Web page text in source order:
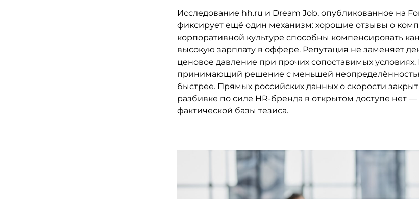
Исследование hh.ru и Dream Job, опубликованное на
фиксирует ещё один механизм: хорошие отзывы о
корпоративной культуре способны компенсировать
высокую зарплату в оффере. Репутация не заменяет
ценовое давление при прочих сопоставимых условиях.
принимающий решение с меньшей
быстрее. Прямых российских данных о скорости
разбивке по силе HR-бренда в открытом доступе нет
фактической базы тезиса.